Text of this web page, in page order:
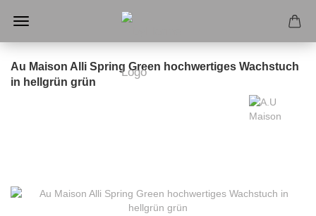
Au Maison Alli Spring Green hochwertiges Wachstuch
in hellgrün grün